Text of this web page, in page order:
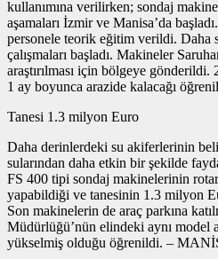
kullanımına verilirken; sondaj
aşamaları İzmir ve Manisa’da
personele teorik eğitim verildi. Daha
çalışmaları başladı. Makineler
araştırılması için bölgeye
1 ay boyunca arazide kalacağı
Tanesi 1.3 milyon Euro
Daha derinlerdeki su akiferlerinin
sularından daha etkin bir şekilde
FS 400 tipi sondaj makinelerinin
yapabildiği ve tanesinin 1.3 milyon
Son makinelerin de araç parkına
Müdürlüğü’nün elindeki aynı model
yükselmiş olduğu öğrenildi. –